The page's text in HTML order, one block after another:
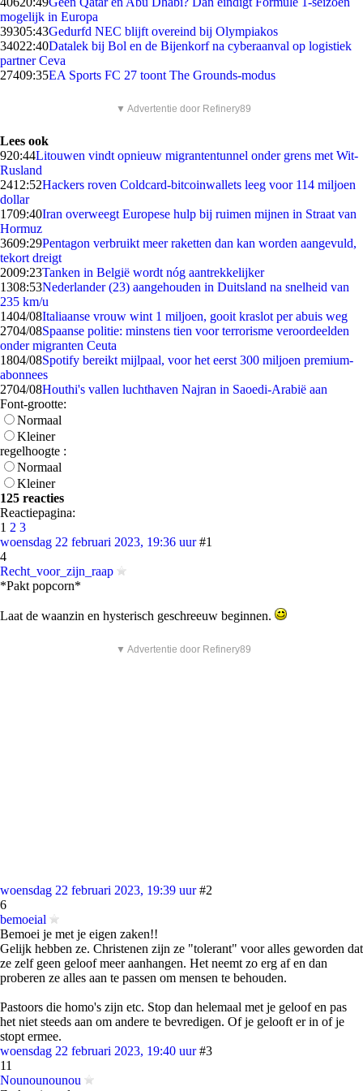
mogelijk in Europa
39305:43Gedurfd NEC blijft overeind bij Olympiakos
34022:40Datalek bij Bol en de Bijenkorf na cyberaanval op logistiek
partner Ceva
27409:35EA Sports FC 27 toont The Grounds-modus
▼ Advertentie door Refinery89
Lees ook
920:44Litouwen vindt opnieuw migrantentunnel onder grens met Wit-
Rusland
2412:52Hackers roven Coldcard-bitcoinwallets leeg voor 114 miljoen
dollar
1709:40Iran overweegt Europese hulp bij ruimen mijnen in Straat van
Hormuz
3609:29Pentagon verbruikt meer raketten dan kan worden aangevuld,
tekort dreigt
2009:23Tanken in België wordt nóg aantrekkelijker
1308:53Nederlander (23) aangehouden in Duitsland na snelheid van
235 km/u
1404/08Italiaanse vrouw wint 1 miljoen, gooit kraslot per abuis weg
2704/08Spaanse politie: minstens tien voor terrorisme veroordeelden
onder migranten Ceuta
1804/08Spotify bereikt mijlpaal, voor het eerst 300 miljoen premium-
abonnees
2704/08Houthi's vallen luchthaven Najran in Saoedi-Arabië aan
Font-grootte:
Normaal
Kleiner
regelhoogte :
Normaal
Kleiner
125 reacties
Reactiepagina:
1 2 3
woensdag 22 februari 2023, 19:36 uur #1
4
Recht_voor_zijn_raap
*Pakt popcorn*
Laat de waanzin en hysterisch geschreeuw beginnen.
▼ Advertentie door Refinery89
woensdag 22 februari 2023, 19:39 uur #2
6
bemoeial
Bemoei je met je eigen zaken!!
Gelijk hebben ze. Christenen zijn ze "tolerant" voor alles geworden dat
ze zelf geen geloof meer aanhangen. Het neemt zo erg af en dan
proberen ze alles aan te passen om mensen te behouden.
Pastoors die homo's zijn etc. Stop dan helemaal met je geloof en pas
het niet steeds aan om andere te bevredigen. Of je gelooft er in of je
stopt ermee.
woensdag 22 februari 2023, 19:40 uur #3
11
Nounounounou